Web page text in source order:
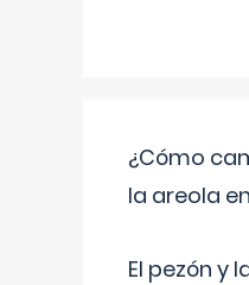
¿Cómo
la areola
El pezón y